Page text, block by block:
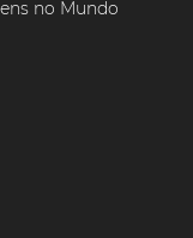
no Mundo